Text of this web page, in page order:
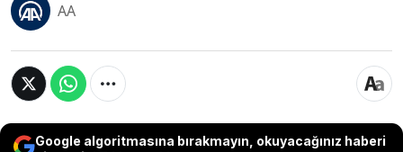
AA
Google algoritmasına bırakmayın, okuyacağınız haberi